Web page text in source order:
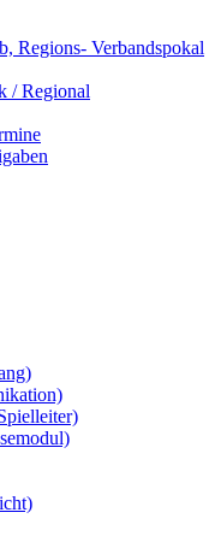
Regions- Verbandspokal
/ Regional